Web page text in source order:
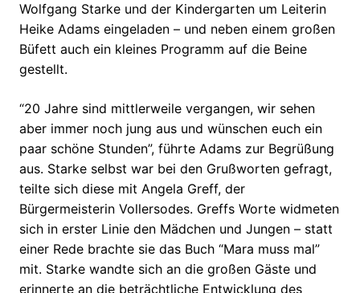
Wolfgang Starke und der Kindergarten um Leiterin
Heike Adams eingeladen – und neben einem großen
Büfett auch ein kleines Programm auf die Beine
gestellt.
“20 Jahre sind mittlerweile vergangen, wir sehen
aber immer noch jung aus und wünschen euch ein
paar schöne Stunden”, führte Adams zur Begrüßung
aus. Starke selbst war bei den Grußworten gefragt,
teilte sich diese mit Angela Greff, der
Bürgermeisterin Vollersodes. Greffs Worte widmeten
sich in erster Linie den Mädchen und Jungen – statt
einer Rede brachte sie das Buch “Mara muss mal”
mit. Starke wandte sich an die großen Gäste und
erinnerte an die beträchtliche Entwicklung des